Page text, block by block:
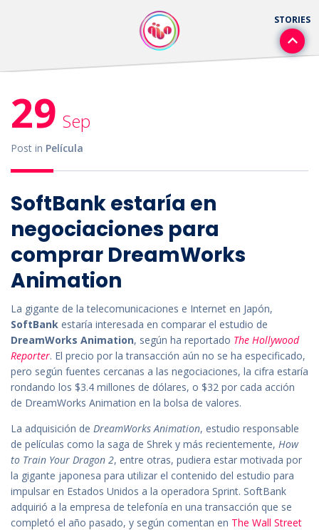
29 Sep
Post in Película
SoftBank estaría en
negociaciones para
comprar DreamWorks
Animation
La gigante de la telecomunicaciones e Internet en Japón,
SoftBank estaría interesada en comparar el estudio de
DreamWorks Animation, según ha reportado The Hollywood
Reporter. El precio por la transacción aún no se ha especificado,
pero según fuentes cercanas a las negociaciones, la cifra estaría
rondando los $3.4 millones de dólares, o $32 por cada acción
de DreamWorks Animation en la bolsa de valores.
La adquisición de DreamWorks Animation, estudio responsable
de películas como la saga de Shrek y más recientemente, How
to Train Your Dragon 2, entre otras, pudiera estar motivada por
la gigante japonesa para utilizar el contenido del estudio para
impulsar en Estados Unidos a la operadora Sprint. SoftBank
adquirió a la empresa de telefonía en una transacción que se
completó el año pasado, y según comentan en The Wall Street